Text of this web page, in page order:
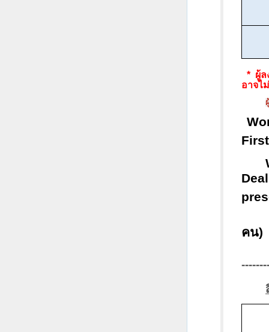
* ผู้ล
อาจไ
คน)